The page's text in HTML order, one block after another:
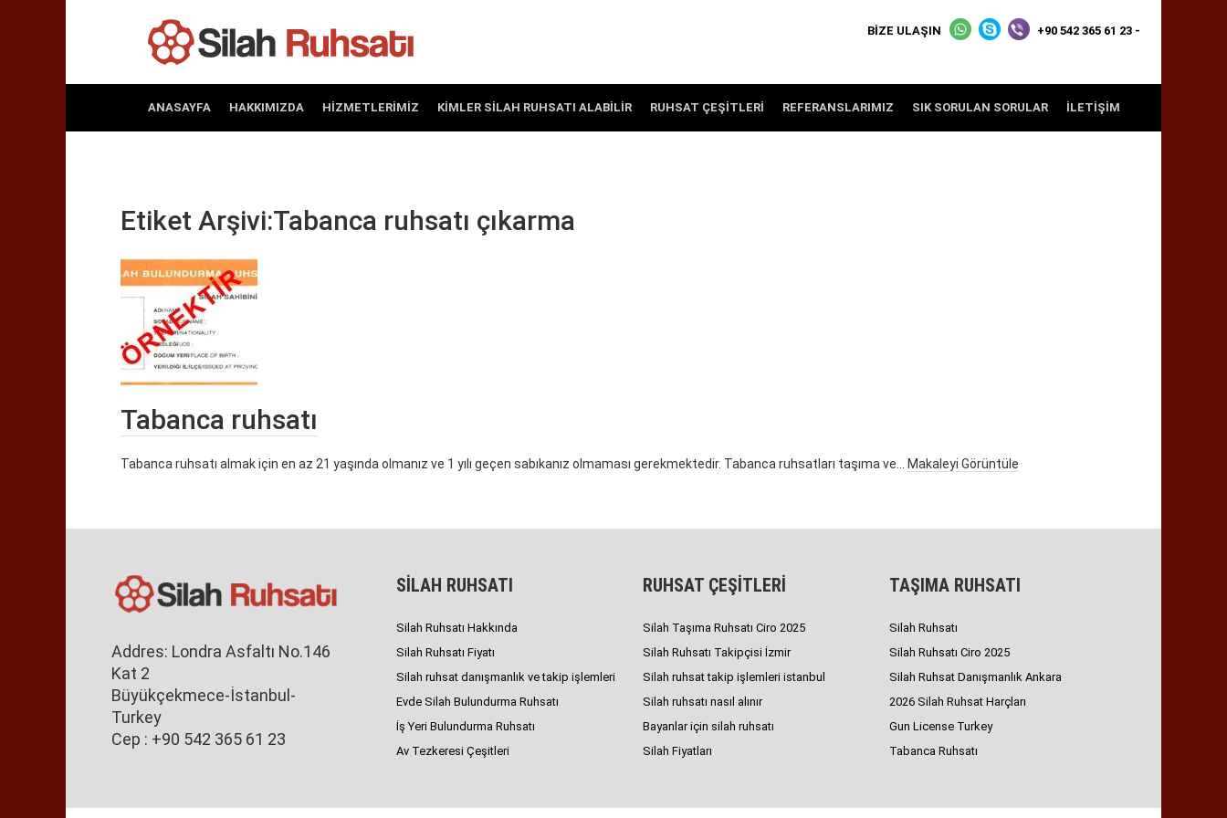
BİZE ULAŞIN +90 542 365 61 23 -
ANASAYFA HAKKIMIZDA HIZMETLERIMIZ KIMLER SILAH RUHSATI ALABILIR RUHSAT ÇEŞITLERI REFERANSLARIMIZ SIK SORULAN SORULAR İLETIŞIM
Etiket Arşivi:Tabanca ruhsatı çıkarma
Tabanca ruhsatı
Tabanca ruhsatı almak için en az 21 yaşında olmanız ve 1 yılı geçen sabıkanız olmaması gerekmektedir. Tabanca ruhsatları taşıma ve... Makaleyi Görüntüle
Addres: Londra Asfaltı No.146
Kat 2
Büyükçekmece-İstanbul-
Turkey
Cep : +90 542 365 61 23
SİLAH RUHSATI
Silah Ruhsatı Hakkında
Silah Ruhsatı Fiyatı
Silah ruhsat danışmanlık ve takip işlemleri
Evde Silah Bulundurma Ruhsatı
İş Yeri Bulundurma Ruhsatı
Av Tezkeresi Çeşitleri
RUHSAT ÇEŞİTLERİ
Silah Taşıma Ruhsatı Ciro 2025
Silah Ruhsatı Takipçisi İzmir
Silah ruhsat takip işlemleri istanbul
Silah ruhsatı nasıl alınır
Bayanlar için silah ruhsatı
Silah Fiyatları
TAŞIMA RUHSATI
Silah Ruhsatı
Silah Ruhsatı Ciro 2025
Silah Ruhsat Danışmanlık Ankara
2026 Silah Ruhsat Harçları
Gun License Turkey
Tabanca Ruhsatı